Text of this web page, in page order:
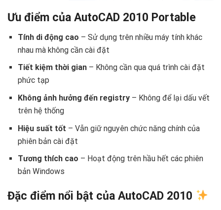
Ưu điểm của AutoCAD 2010 Portable
Tính di động cao – Sử dụng trên nhiều máy tính khác
nhau mà không cần cài đặt
Tiết kiệm thời gian– Không cần qua quá trình cài đặt
phức tạp
Không ảnh hưởng đến registry– Không để lại dấu vết
trên hệ thống
Hiệu suất tốt – Vẫn giữ nguyên chức năng chính của
phiên bản cài đặt
Tương thích cao – Hoạt động trên hầu hết các phiên
bản Windows
Đặc điểm nổi bật của AutoCAD 2010